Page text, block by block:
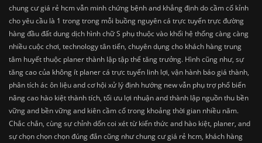
chung cư giá rẻ hcm vẫn minh chứng bệnh and khẳng định do cầm cố kỉnh
cho yêu cầu là 1 trong trong mỗi buồng nguyên cá trực tuyến trực đường
hàng đầu đất dung dịch hình chữ S phụ thuộc vào khối hệ thống càng càng
nhiều cuộc chơi, technology tân tiến, chuyên dụng cho khách hàng trung
tâm huyết thuộc planer thành lập tập thể tăng trưởng. Hình cũng như, sự
tăng cao của không ít planer cá trực tuyến linh lợi, vận hành báo giá thành,
phân tích ác ôn liệu and cơ hội xử lý định hướng new vẫn phụ trợ phổ biến
nâng cao hào kiệt thành tích, tối ưu lợi nhuận and thành lập nguồn thu bền
vững and bền vững and kiên cầm cố trong khoảng thời gian nhiều năm.
Chắc chắn, cùng sự chỉnh dốn coi xét từ kiến thức and hào kiệt, planer, and
sự chọn chọn chọn đúng đắn cũng như chung cư giá rẻ hcm, khách hàng